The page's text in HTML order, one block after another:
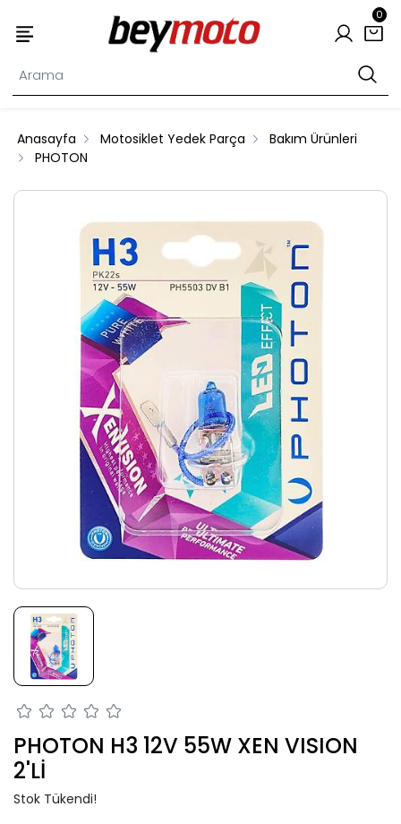
0
Anasayfa Motosiklet Yedek Parça
Bakım Ürünleri
PHOTON
PHOTON H3 12V 55W XEN VISION
2'Lİ
Stok Tükendi!